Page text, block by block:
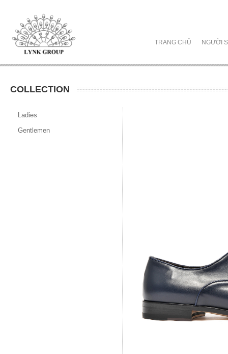
TRANG CHỦ NGƯỜI
COLLECTION
Ladies
Gentlemen